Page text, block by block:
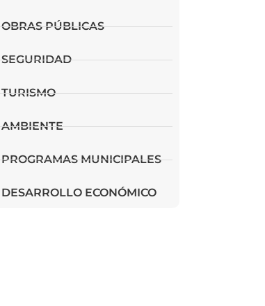
OBRAS PÚBLICAS
SEGURIDAD
TURISMO
AMBIENTE
PROGRAMAS MUNICIPALES
DESARROLLO ECONÓMICO